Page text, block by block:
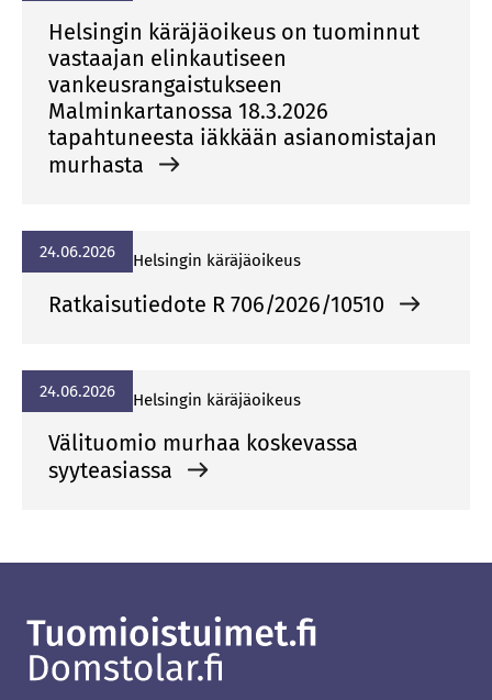
Helsingin käräjäoikeus on tuominnut
vastaajan elinkautiseen
vankeusrangaistukseen
Malminkartanossa 18.3.2026
tapahtuneesta iäkkään asianomistajan
murhasta
24.06.2026 Hel­sin­gin kä­rä­jä­oi­keus
Ratkaisutiedote R 706/2026/10510
24.06.2026 Hel­sin­gin kä­rä­jä­oi­keus
Välituomio murhaa koskevassa
syyteasiassa